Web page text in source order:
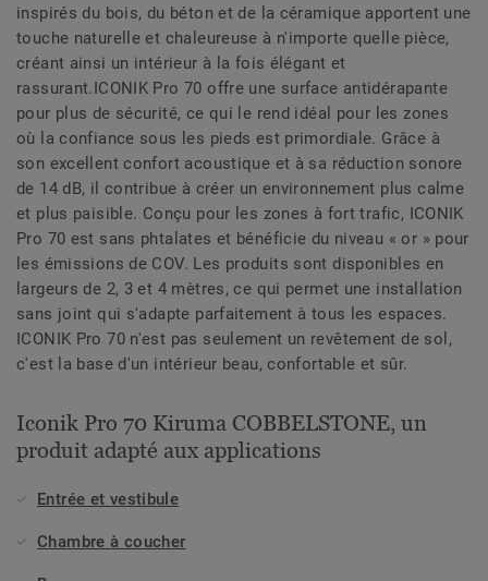
inspirés du bois, du béton et de la céramique apportent une
touche naturelle et chaleureuse à n'importe quelle pièce,
créant ainsi un intérieur à la fois élégant et
rassurant.ICONIK Pro 70 offre une surface antidérapante
pour plus de sécurité, ce qui le rend idéal pour les zones
où la confiance sous les pieds est primordiale. Grâce à
son excellent confort acoustique et à sa réduction sonore
de 14 dB, il contribue à créer un environnement plus calme
et plus paisible. Conçu pour les zones à fort trafic, ICONIK
Pro 70 est sans phtalates et bénéficie du niveau « or » pour
les émissions de COV. Les produits sont disponibles en
largeurs de 2, 3 et 4 mètres, ce qui permet une installation
sans joint qui s'adapte parfaitement à tous les espaces.
ICONIK Pro 70 n'est pas seulement un revêtement de sol,
c'est la base d'un intérieur beau, confortable et sûr.
Iconik Pro 70 Kiruma COBBELSTONE, un
produit adapté aux applications
Entrée et vestibule
Chambre à coucher